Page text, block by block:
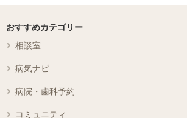
おすすめカテゴリー
相談室
病気ナビ
病院・歯科予約
コミュニティ